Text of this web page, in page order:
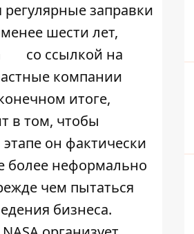
заправки
шести лет,
со ссылкой на
компании
итоге,
в том, чтобы
он фактически
более неформально
чем пытаться
бизнеса.